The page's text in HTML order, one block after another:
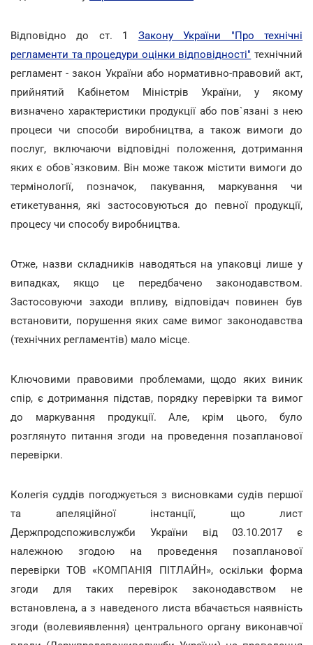
Відповідно до ст. 1 Закону України "Про технічні
регламенти та процедури оцінки відповідності" технічний
регламент - закон України або нормативно-правовий акт,
прийнятий Кабінетом Міністрів України, у якому
визначено характеристики продукції або пов`язані з нею
процеси чи способи виробництва, а також вимоги до
послуг, включаючи відповідні положення, дотримання
яких є обов`язковим. Він може також містити вимоги до
термінології, позначок, пакування, маркування чи
етикетування, які застосовуються до певної продукції,
процесу чи способу виробництва.
Отже, назви складників наводяться на упаковці лише у
випадках, якщо це передбачено законодавством.
Застосовуючи заходи впливу, відповідач повинен був
встановити, порушення яких саме вимог законодавства
(технічних регламентів) мало місце.
Ключовими правовими проблемами, щодо яких виник
спір, є дотримання підстав, порядку перевірки та вимог
до маркування продукції. Але, крім цього, було
розглянуто питання згоди на проведення позапланової
перевірки.
Колегія суддів погоджується з висновками судів першої
та апеляційної інстанції, що лист
Держпродспоживслужби України від 03.10.2017 є
належною згодою на проведення позапланової
перевірки ТОВ «КОМПАНІЯ ПІТЛАЙН», оскільки форма
згоди для таких перевірок законодавством не
встановлена, а з наведеного листа вбачається наявність
згоди (волевиявлення) центрального органу виконавчої